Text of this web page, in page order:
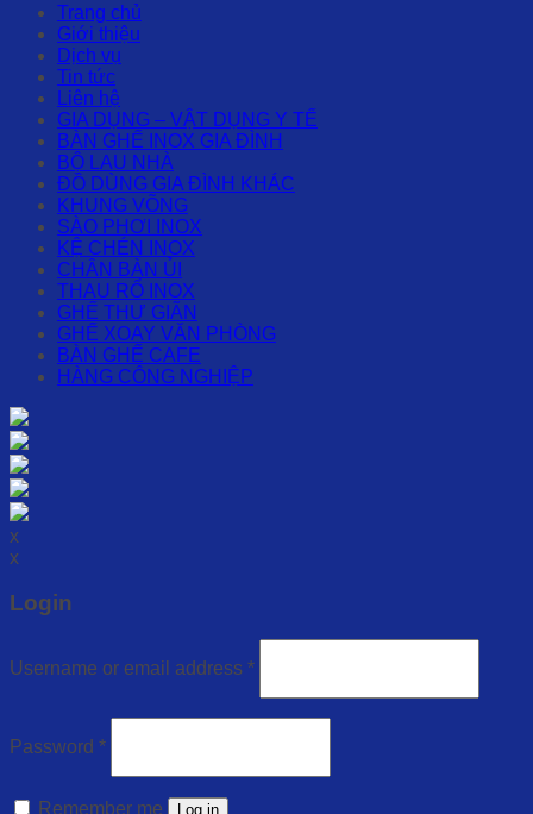
Trang chủ
Giới thiệu
Dịch vụ
Tin tức
Liên hệ
GIA DỤNG – VẬT DỤNG Y TẾ
BÀN GHẾ INOX GIA ĐÌNH
BỘ LAU NHÀ
ĐỒ DÙNG GIA ĐÌNH KHÁC
KHUNG VÕNG
SÀO PHƠI INOX
KỆ CHÉN INOX
CHÂN BÀN ỦI
THAU RỔ INOX
GHẾ THƯ GIÃN
GHẾ XOAY VĂN PHÒNG
BÀN GHẾ CAFE
HÀNG CÔNG NGHIỆP
x
x
Login
Username or email address *
Password *
Remember me Log in